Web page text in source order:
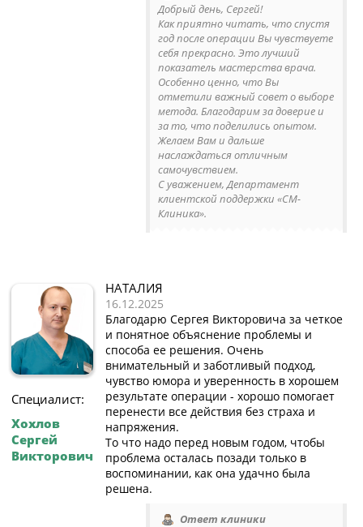
Добрый день, Сергей!
Как приятно читать, что спустя
год после операции Вы чувствуете
себя прекрасно. Это лучший
показатель мастерства врача.
Особенно ценно, что Вы
отметили важный совет о выборе
метода. Благодарим за доверие и
за то, что поделились опытом.
Желаем Вам и дальше
наслаждаться отличным
самочувствием.
С уважением, Департамент
клиентской поддержки «СМ-
Клиника».
Специалист:
Хохлов
Сергей
Викторович
НАТАЛИЯ
16.12.2025
Благодарю Сергея Викторовича за четкое
и понятное объяснение проблемы и
способа ее решения. Очень
внимательный и заботливый подход,
чувство юмора и уверенность в хорошем
результате операции - хорошо помогает
перенести все действия без страха и
напряжения.
То что надо перед новым годом, чтобы
проблема осталась позади только в
воспоминании, как она удачно была
решена.
Ответ клиники